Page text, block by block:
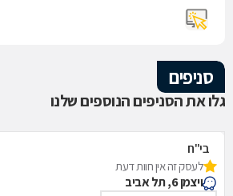
סניפים
גלו את הסניפים הנוספים שלנו
בי"ח
איכילוב-אף,אוזן,גרון,ניתוחי-
תל אביב
לעסק זה אין חוות דעת
ויצמן 6, תל אביב